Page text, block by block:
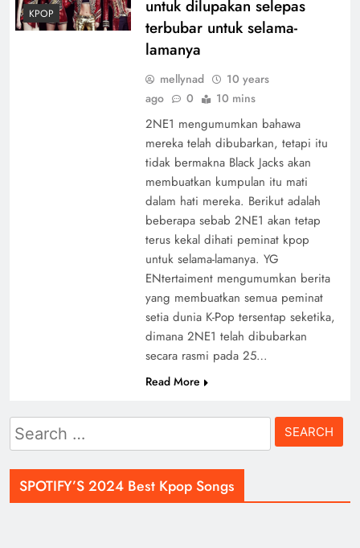
KPOP
untuk dilupakan selepas
terbubar untuk selama-
lamanya
mellynad
10 years
ago
0 10 mins
2NE1 mengumumkan bahawa
mereka telah dibubarkan, tetapi itu
tidak bermakna Black Jacks akan
membuatkan kumpulan itu mati
dalam hati mereka. Berikut adalah
beberapa sebab 2NE1 akan tetap
terus kekal dihati peminat kpop
untuk selama-lamanya. YG
ENtertaiment mengumumkan berita
yang membuatkan semua peminat
setia dunia K-Pop tersentap seketika,
dimana 2NE1 telah dibubarkan
secara rasmi pada 25…
Read More
Search
for:
SPOTIFY’S 2024 Best Kpop Songs